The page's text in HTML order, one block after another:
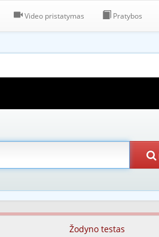
Video pristatymas Pratybos
Žodyno testas